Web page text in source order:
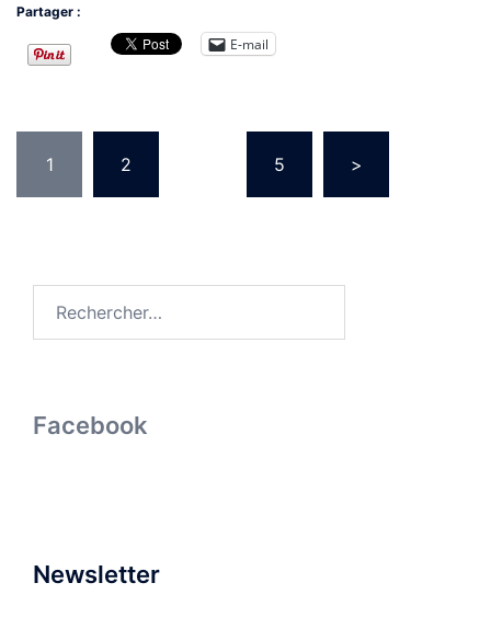
Partager :
E-mail
des
publications
1 2 5 >
Facebook
Newsletter